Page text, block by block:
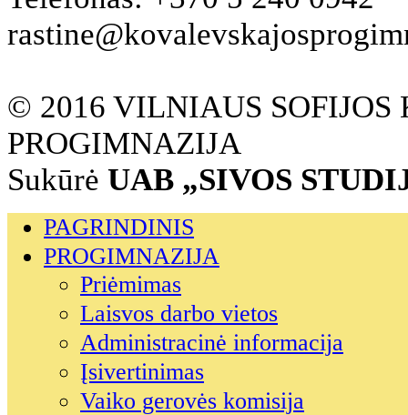
© 2016 VILNIAUS SOFIJOS
PROGIMNAZIJA
Sukūrė UAB „SIVOS
PAGRINDINIS
PROGIMNAZIJA
Priėmimas
Laisvos darbo vietos
Administracinė informacija
Įsivertinimas
Vaiko gerovės komisija